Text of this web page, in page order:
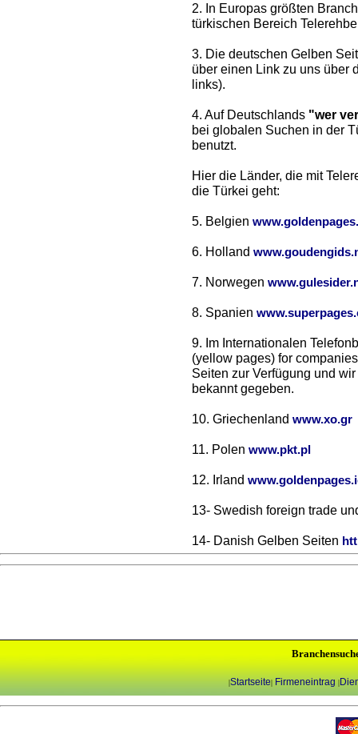
2. In Europas größten
türkischen Bereich
3. Die deutschen Gelben
über einen Link zu uns über
links).
4. Auf Deutschlands "wer
bei globalen Suchen in der
benutzt.
Hier die Länder, die mit
die Türkei geht:
5. Belgien
6. Holland
7. Norwegen
8. Spanien
9. Im Internationalen
(yellow pages) for
Seiten zur Verfügung und
bekannt gegeben.
10. Griechenland www.xo.gr
11. Polen www.pkt.pl
12. Irland
13- Swedish foreign trade
14- Danish Gelben Seiten
|Startseite| Firmeneintrag |